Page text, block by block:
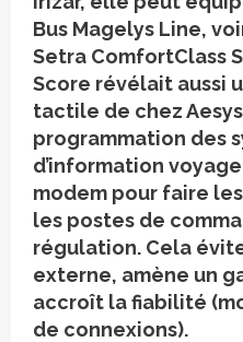
Bus Magelys Line,
Setra ComfortClass
Score révélait aussi
tactile de chez
programmation des
d’information
modem pour faire
les postes de
régulation. Cela
externe, amène un
accroît la fiabilité
de connexions).